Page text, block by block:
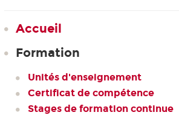
Accueil
Formation
Unités d'enseignement
Certificat de compétence
Stages de formation continue